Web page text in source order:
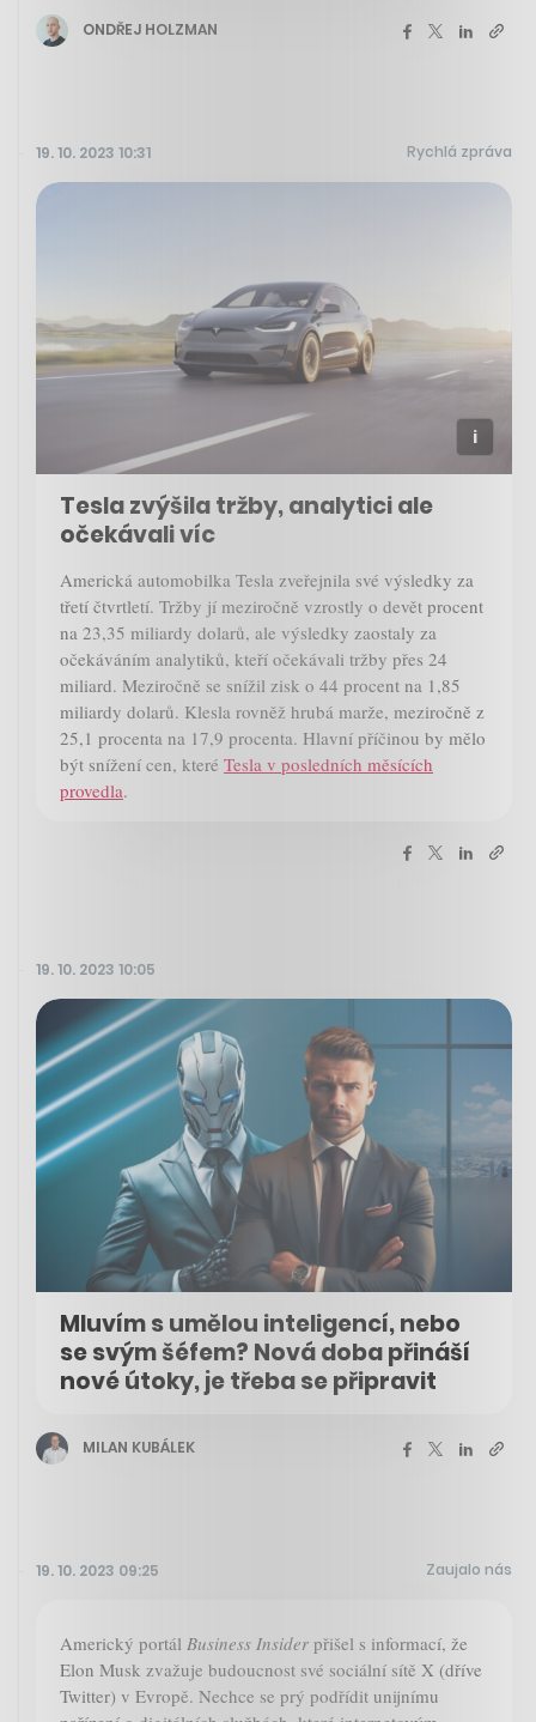
ONDŘEJ HOLZMAN
19. 10. 2023 10:31 Rychlá zpráva
Tesla zvýšila tržby, analytici ale
očekávali víc
Americká automobilka Tesla zveřejnila své výsledky za
třetí čtvrtletí. Tržby jí meziročně vzrostly o devět procent
na 23,35 miliardy dolarů, ale výsledky zaostaly za
očekáváním analytiků, kteří očekávali tržby přes 24
miliard. Meziročně se snížil zisk o 44 procent na 1,85
miliardy dolarů. Klesla rovněž hrubá marže, meziročně z
25,1 procenta na 17,9 procenta. Hlavní příčinou by mělo
být snížení cen, které Tesla v posledních měsících
provedla.
19. 10. 2023 10:05
Mluvím s umělou inteligencí, nebo
se svým šéfem? Nová doba přináší
nové útoky, je třeba se připravit
MILAN KUBÁLEK
19. 10. 2023 09:25 Zaujalo nás
Americký portál Business Insider přišel s informací, že
Elon Musk zvažuje budoucnost své sociální sítě X (dříve
Twitter) v Evropě. Nechce se prý podřídit unijnímu